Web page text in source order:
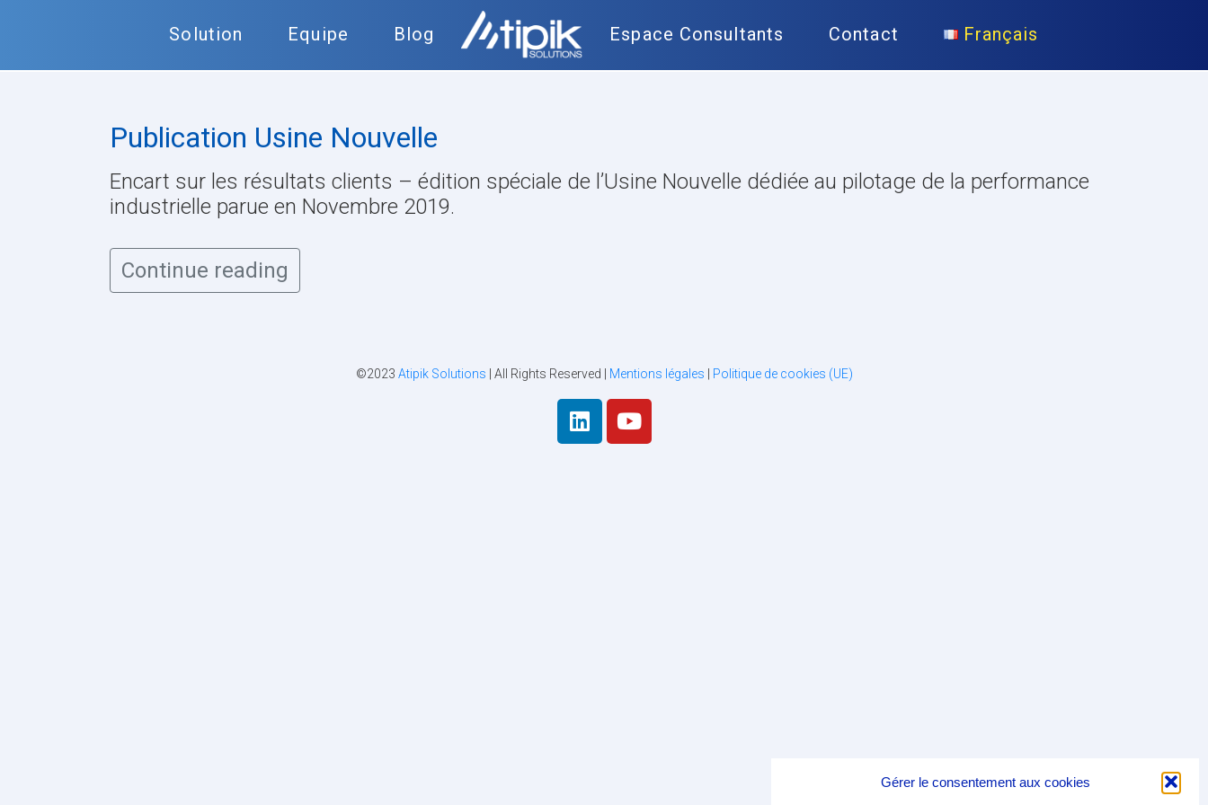
Gérer le consentement aux cookies
Solution Equipe Blog Espace Consultants Contact Français
Publication Usine Nouvelle
Encart sur les résultats clients – édition spéciale de l’Usine Nouvelle dédiée au pilotage de la performance
industrielle parue en Novembre 2019.
Continue reading
©2023 Atipik Solutions | All Rights Reserved | Mentions légales | Politique de cookies (UE)